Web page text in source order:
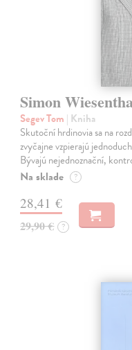
Simon
Segev Tom | Kniha
Skutoční hrdinovia sa na
zvyčajne vzpierajú
Bývajú nejednoznační,
Na sklade ?
28,41 €
29,90 € ?